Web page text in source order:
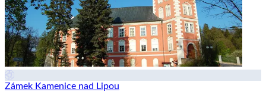
Zámek Kamenice nad Lipou